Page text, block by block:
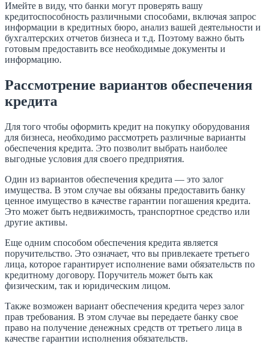
Имейте в виду, что банки могут проверять вашу
кредитоспособность различными способами, включая запрос
информации в кредитных бюро, анализ вашей деятельности и
бухгалтерских отчетов бизнеса и т.д. Поэтому важно быть
готовым предоставить все необходимые документы и
информацию.
Рассмотрение вариантов обеспечения
кредита
Для того чтобы оформить кредит на покупку оборудования
для бизнеса, необходимо рассмотреть различные варианты
обеспечения кредита. Это позволит выбрать наиболее
выгодные условия для своего предприятия.
Один из вариантов обеспечения кредита — это залог
имущества. В этом случае вы обязаны предоставить банку
ценное имущество в качестве гарантии погашения кредита.
Это может быть недвижимость, транспортное средство или
другие активы.
Еще одним способом обеспечения кредита является
поручительство. Это означает, что вы привлекаете третьего
лица, которое гарантирует исполнение вами обязательств по
кредитному договору. Поручитель может быть как
физическим, так и юридическим лицом.
Также возможен вариант обеспечения кредита через залог
прав требования. В этом случае вы передаете банку свое
право на получение денежных средств от третьего лица в
качестве гарантии исполнения обязательств.